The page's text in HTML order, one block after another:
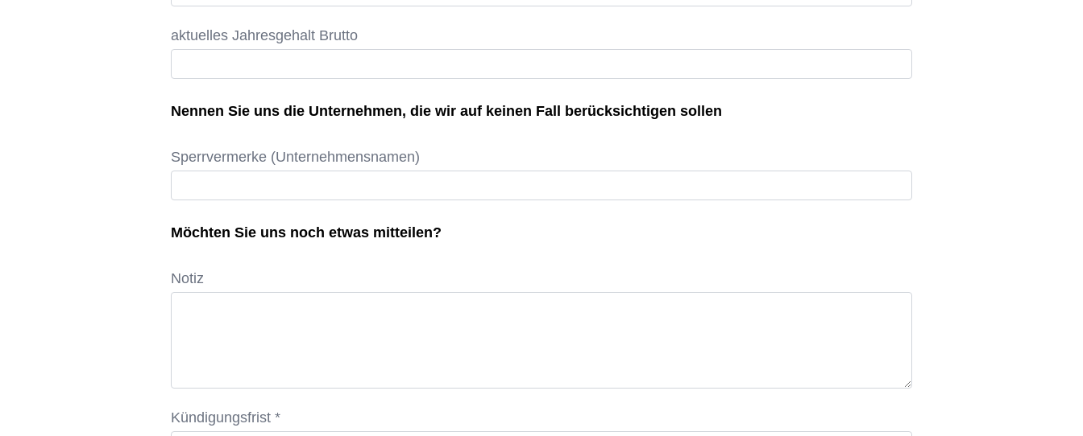
aktuelles Jahresgehalt Brutto
Nennen Sie uns die Unternehmen, die wir auf keinen Fall berücksichtigen sollen
Sperrvermerke (Unternehmensnamen)
Möchten Sie uns noch etwas mitteilen?
Notiz
Kündigungsfrist *